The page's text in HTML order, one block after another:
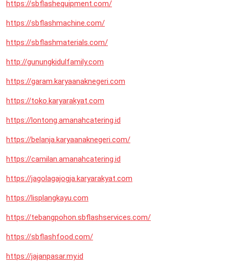
https://sbflashequipment.com/
https://sbflashmachine.com/
https://sbflashmaterials.com/
http://gunungkidulfamily.com
https://garam.karyaanaknegeri.com
https://toko.karyarakyat.com
https://lontong.amanahcatering.id
https://belanja.karyaanaknegeri.com/
https://camilan.amanahcatering.id
https://jagolagajogja.karyarakyat.com
https://lisplangkayu.com
https://tebangpohon.sbflashservices.com/
https://sbflashfood.com/
https://jajanpasar.my.id